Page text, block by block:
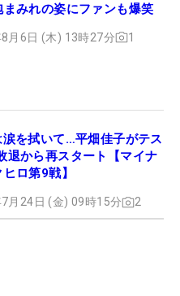
まみれの姿にファンも爆笑
月6日 (木) 13時27分 1
を拭いて…平畑佳子がテス
退から再スタート【マイナ
ロ第9戦】
月24日 (金) 09時15分 2